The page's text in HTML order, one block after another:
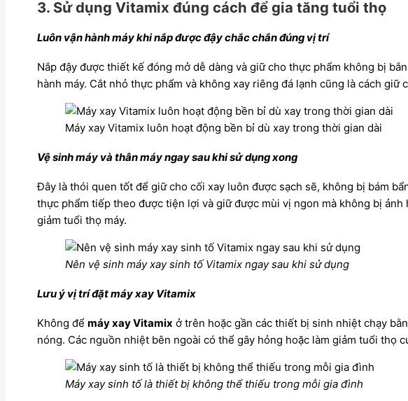
3. Sử dụng Vitamix đúng cách để gia tăng tuổi thọ
Luôn vận hànhmáy khi nắp được đậy chắc chắn đúng vị trí
Nắp đậy được thiết kế đóng mở dễ dàng và giữ cho thực phẩm không bị
hành máy. Cắt nhỏ thực phẩm và không xay riêng đá lạnh cũng là cách giữ
Máy xay Vitamix luôn hoạt động bền bỉ dù xay trong thời gian dài
Vệ sinh máy và thân máy ngay sau khi sử dụng xong
Đây là thói quen tốt để giữ cho cối xay luôn được sạch sẽ, không bị bám
thực phẩm tiếp theo được tiện lợi và giữ được mùi vị ngon mà không bị
giảm tuổi thọ máy.
Nên vệ sinh máy xay sinh tố Vitamix ngay sau khi sử dụng
Lưu ý vị trí đặt máy xay Vitamix
Không để máy xay Vitamix ở trên hoặc gần các thiết bị sinh nhiệt chạy
nóng. Các nguồn nhiệt bên ngoài có thể gây hỏng hoặc làm giảm tuổi thọ
Máy xay sinh tố là thiết bị không thể thiếu trong mỗi gia đình